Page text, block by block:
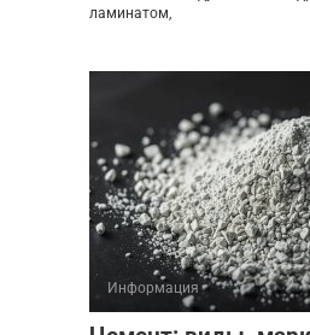
ламинатом,
Информация